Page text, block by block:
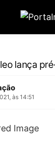
lança
às 14:51